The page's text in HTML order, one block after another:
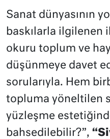
Sanat dünyasının
baskılarla
okuru toplum ve
düşünmeye davet
sorularıyla. Hem
topluma yöneltilen
yüzleşme
bahsedilebilir?”,